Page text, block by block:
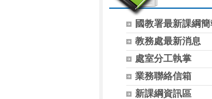
國教署最新課綱簡
教務處最新消息
處室分工執掌
業務聯絡信箱
新課綱資訊區